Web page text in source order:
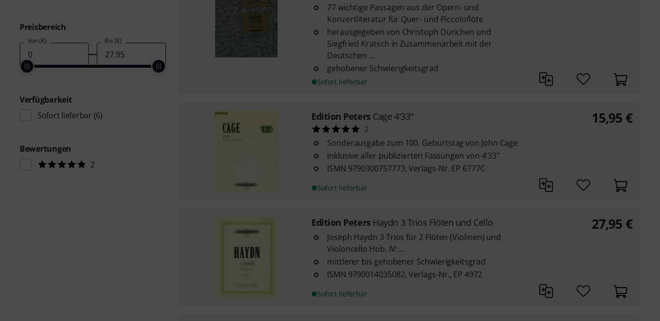
Preisbereich
Von (€) Bis (€)
Verfügbarkeit
Sofort lieferbar (6)
Bewertungen
2
77 wichtige Passagen aus der Opern- und
Konzertliteratur für Quer- und Piccoloflöte
herausgegeben von Christoph Dürichen und
Siegfried Kratsch in Zusammenarbeit mit der
Deutschen ...
gehobener Schwierigkeitsgrad
Sofort lieferbar
Edition Peters Cage 4'33''
2
Sonderausgabe zum 100. Geburtstag von John Cage
inklusive aller publizierten Fassungen von 4'33''
ISMN 9790300757773, Verlags-Nr. EP 6777C
Sofort lieferbar
15,95 €
Edition Peters Haydn 3 Trios Flöten und Cello
Joseph Haydn 3 Trios für 2 Flöten (Violinen) und
Violoncello Hob. IV: ...
mittlerer bis gehobener Schwierigkeitsgrad
ISMN 9790014035082, Verlags-Nr., EP 4972
Sofort lieferbar
27,95 €